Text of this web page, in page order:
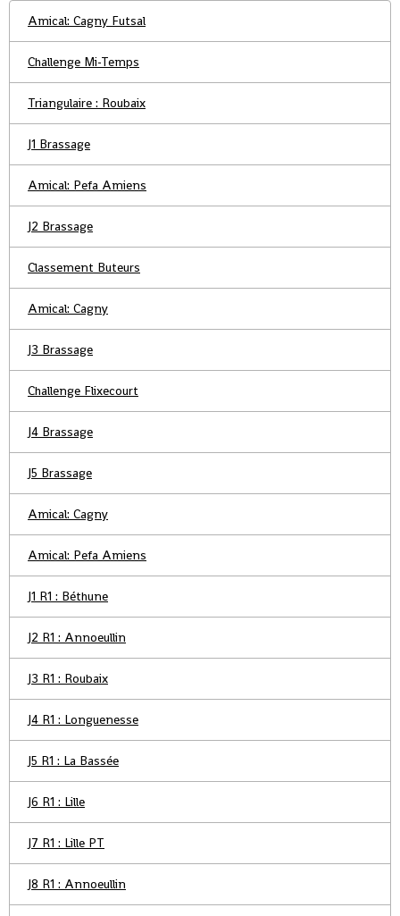
Amical: Cagny Futsal
Challenge Mi-Temps
Triangulaire : Roubaix
J1 Brassage
Amical: Pefa Amiens
J2 Brassage
Classement Buteurs
Amical: Cagny
J3 Brassage
Challenge Flixecourt
J4 Brassage
J5 Brassage
Amical: Cagny
Amical: Pefa Amiens
J1 R1 : Béthune
J2 R1 : Annoeullin
J3 R1 : Roubaix
J4 R1 : Longuenesse
J5 R1 : La Bassée
J6 R1 : Lille
J7 R1 : Lille PT
J8 R1 : Annoeullin